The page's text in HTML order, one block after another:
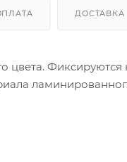
ДОСТАВКА
цвета.